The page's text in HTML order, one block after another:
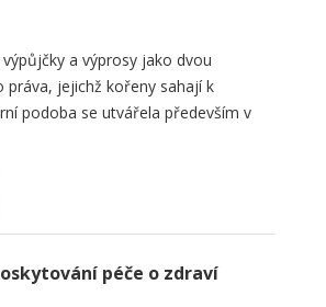
a výprosy jako dvou
jejichž kořeny sahají k
podoba se utvářela především v
péče o zdraví